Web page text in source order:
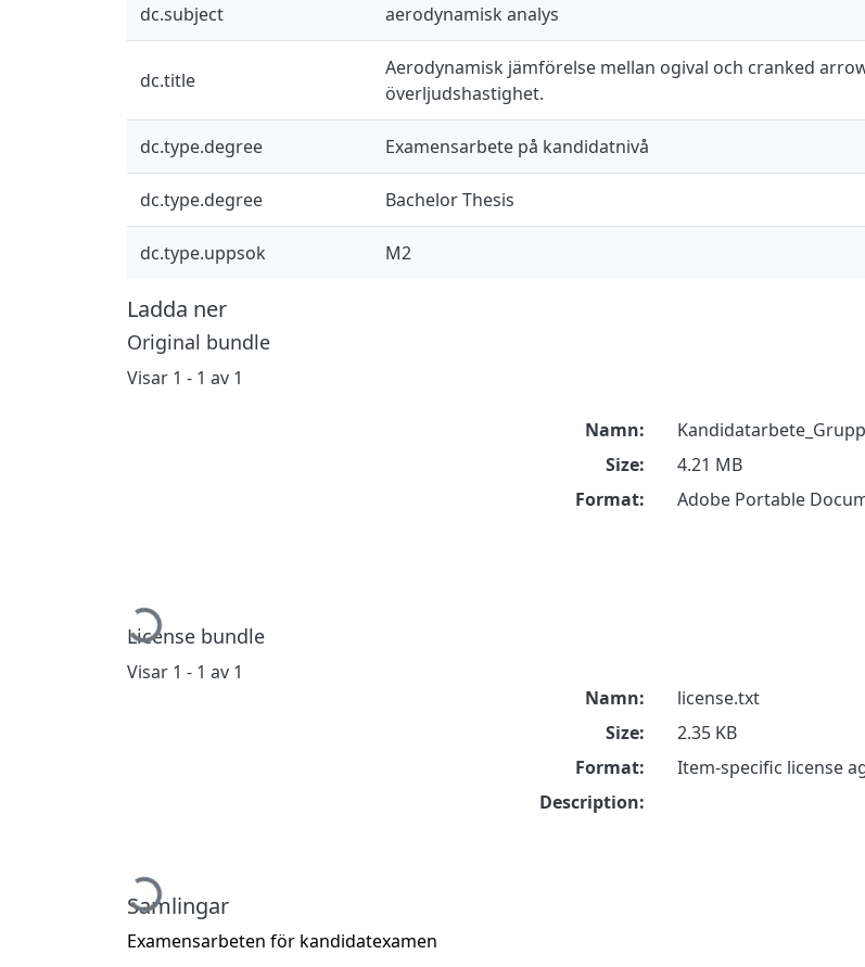
dc.subject aerodynamisk analys
dc.title
Aerodynamisk jämförelse mellan ogival och cranked
överljudshastighet.
dc.type.degree Examensarbete på kandidatnivå
dc.type.degree Bachelor Thesis
dc.type.uppsok M2
Ladda ner
Original bundle
Visar 1 - 1 av 1
Hämtar...
Namn:
Size:
4.21 MB
Format:
Adobe Portable
License bundle
Visar 1 - 1 av 1
Hämtar...
Namn:
license.txt
Size:
2.35 KB
Format:
Item-specific license
Description:
Samlingar
Examensarbeten för kandidatexamen